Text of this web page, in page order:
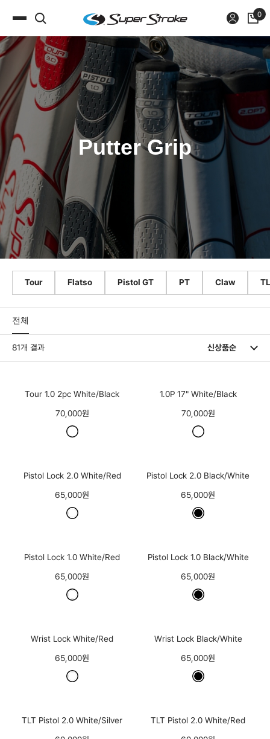
Putter Grip
Tour Flatso Pistol GT PT Claw
전체
81개 결과
Tour 1.0 2pc White/Black
70,000원
1.0P 17" White/Black
70,000원
Pistol Lock 2.0 White/Red
65,000원
Pistol Lock 2.0 Black/White
65,000원
Pistol Lock 1.0 White/Red
65,000원
Pistol Lock 1.0 Black/White
65,000원
Wrist Lock White/Red
65,000원
Wrist Lock Black/White
65,000원
TLT Pistol 2.0 White/Silver
TLT Pistol 2.0 White/Red